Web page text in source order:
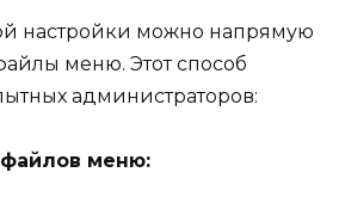
настройки можно напрямую
меню. Этот способ
администраторов:
меню: